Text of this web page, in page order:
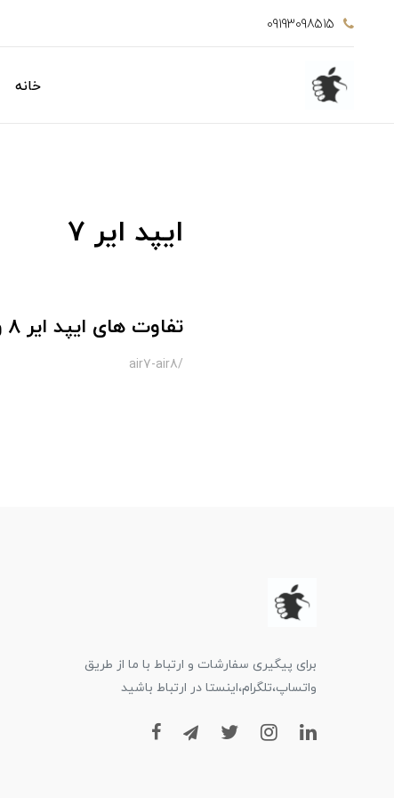
09193098515
خانه
ایپد ایر 7
تفاوت های ایپد ایر 8 و ایپد ایر 7 چیست؟
/air7-air8
برای پیگیری سفارشات و ارتباط با ما از طریق
واتساپ،تلگرام،اینستا در ارتباط باشید